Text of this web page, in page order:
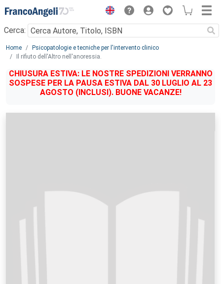
Menu
Cerca:
Main content
Home
Psicopatologie e tecniche per l'intervento clinico
Il rifiuto dell'Altro nell'anoressia.
CHIUSURA ESTIVA: LE NOSTRE SPEDIZIONI VERRANNO
SOSPESE PER LA PAUSA ESTIVA DAL 30 LUGLIO AL 23
AGOSTO (INCLUSI). BUONE VACANZE!